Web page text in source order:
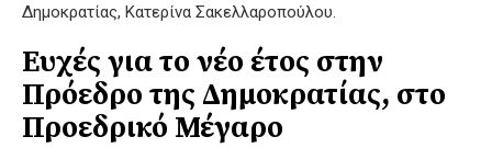
Δημοκρατίας, Κατερίνα Σακελλαροπούλου.
Ευχές για το νέο έτος στην
Πρόεδρο της Δημοκρατίας, στο
Προεδρικό Μέγαρο